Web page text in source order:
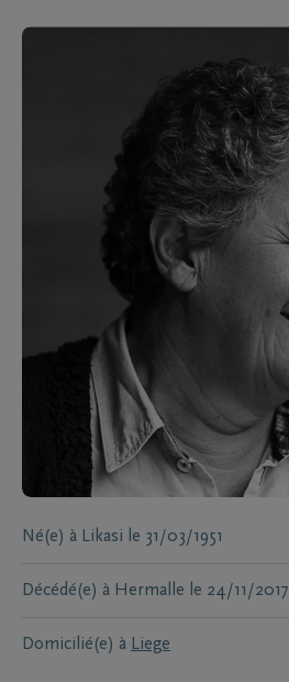
Né(e) à Likasi le 31/03/1951
Décédé(e) à Hermalle le 24/11/2017
Domicilié(e) à Liege